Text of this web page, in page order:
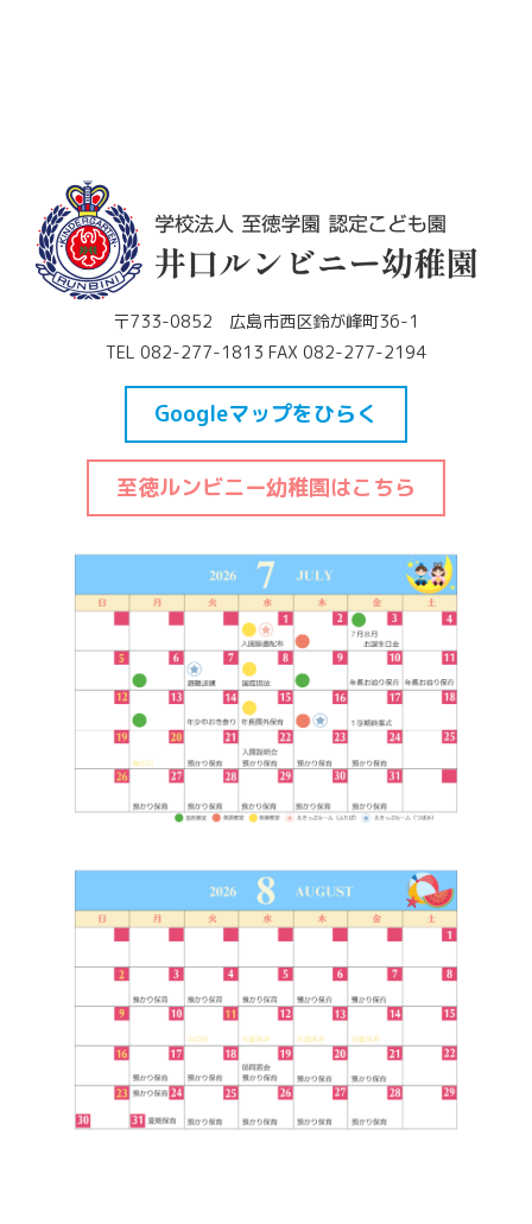
〒733-0852 広島市西区鈴が峰町36-1
TEL 082-277-1813 FAX 082-277-2194
Googleマップをひらく
至徳ルンビニー幼稚園はこちら